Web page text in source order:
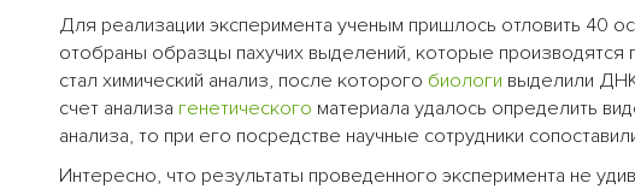
Для реализации эксперимента ученым пришлось отловить 40
отобраны образцы пахучих выделений, которые производятся
стал химический анализ, после которого биологи выделили
счет анализа генетического материала удалось определить
анализа, то при его посредстве научные сотрудники
Интересно, что результаты проведенного эксперимента не